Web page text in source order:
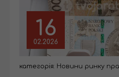
16
02.2026
категорія: Новини ринку